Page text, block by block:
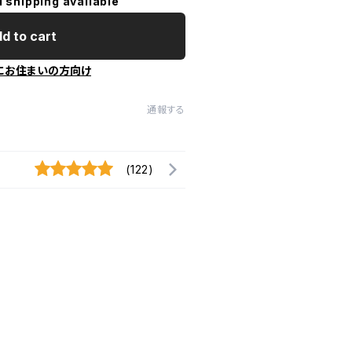
to cart
お住まいの方向け
通報する
(122)